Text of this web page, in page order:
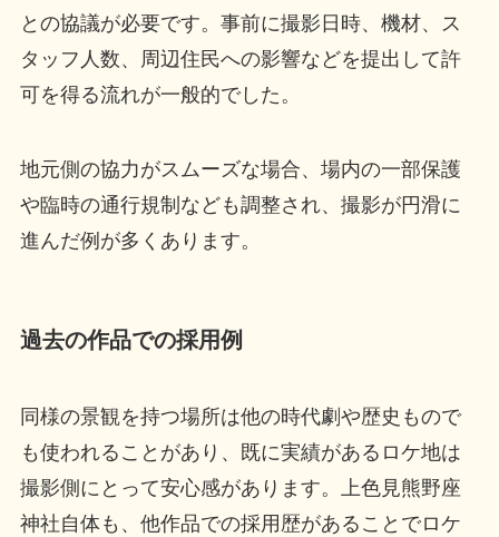
との協議が必要です。事前に撮影日時、機材、ス
タッフ人数、周辺住民への影響などを提出して許
可を得る流れが一般的でした。
地元側の協力がスムーズな場合、場内の一部保護
や臨時の通行規制なども調整され、撮影が円滑に
進んだ例が多くあります。
過去の作品での採用例
同様の景観を持つ場所は他の時代劇や歴史もので
も使われることがあり、既に実績があるロケ地は
撮影側にとって安心感があります。上色見熊野座
神社自体も、他作品での採用歴があることでロケ